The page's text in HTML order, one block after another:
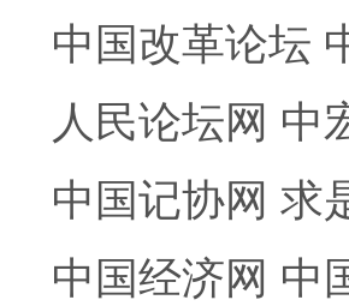
中国改革论坛
人民论坛网 中
中国记协网 求
中国经济网 中